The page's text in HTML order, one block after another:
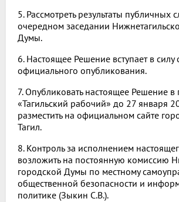
5. Рассмотреть результаты публичных
очередном заседании
Думы.
6. Настоящее Решение вступает в силу
официального опубликования.
7. Опубликовать настоящее Решение в
«Тагильский рабочий» до 27 января
разместить на официальном сайте
Тагил.
8. Контроль за исполнением
возложить на постоянную комиссию
городской Думы по местному
общественной безопасности и
политике (Зыкин С.В.).